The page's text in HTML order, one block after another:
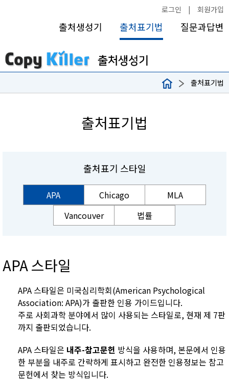
로그인 | 회원가입
출처생성기 출처표기법 질문과답변
출처표기법
출처표기법
출처표기 스타일
APA Chicago
MLA
Vancouver
법률
APA 스타일
APA 스타일은 미국심리학회(American Psychological
Association: APA)가 출판한 인용 가이드입니다.
주로 사회과학 분야에서 많이 사용되는 스타일로, 현재 제 7판
까지 출판되었습니다.
APA 스타일은 내주-참고문헌 방식을 사용하며, 본문에서 인용
한 부분을 내주로 간략하게 표시하고 완전한 인용정보는 참고
문헌에서 찾는 방식입니다.